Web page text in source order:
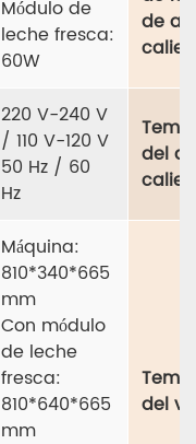
Módulo de
leche fresca:
60W
de
220 V-240 V
/ 110 V-120 V
50 Hz / 60
Hz
del
Máquina:
810*340*665
mm
Con módulo
de leche
fresca:
810*640*665
mm
del